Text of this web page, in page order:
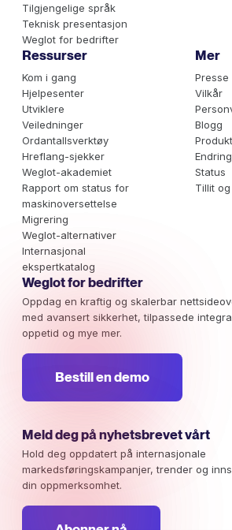
Tilgjengelige språk
Teknisk presentasjon
Weglot for bedrifter
Ressurser
Kom i gang
Hjelpesenter
Utviklere
Veiledninger
Ordantallsverktøy
Hreflang-sjekker
Weglot-akademiet
Rapport om status for
maskinoversettelse
Migrering
Weglot-alternativer
Internasjonal
ekspertkatalog
Mer
Presse
Vilkår
Blogg
Status
Tillit
Weglot for bedrifter
Oppdag en kraftig og skalerbar
med avansert sikkerhet, tilpassede
oppetid og mye mer.
Bestill en demo
Meld deg på nyhetsbrevet vårt
Hold deg oppdatert på internasjonale
markedsføringskampanjer, trender og
din oppmerksomhet.